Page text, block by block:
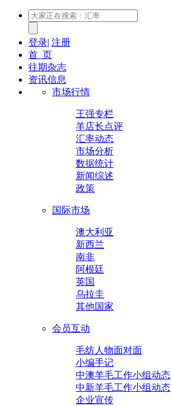
登录| 注册
首 页
往期杂志
资讯信息
市场行情
王强专栏
羊店长点评
汇率动态
市场分析
数据统计
新闻综述
政策
国际市场
澳大利亚
新西兰
南非
阿根廷
英国
乌拉圭
其他国家
会员互动
毛纺人物面对面
小编手记
中澳羊毛工作小组动态
中新羊毛工作小组动态
企业宣传